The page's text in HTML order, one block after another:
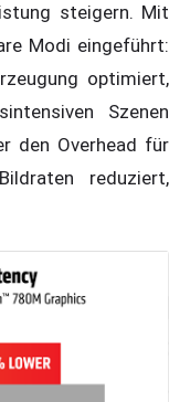
steigern. Mit
Modi eingeführt:
optimiert,
Szenen
den Overhead für
reduziert,